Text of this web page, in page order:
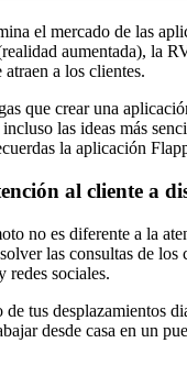
el mercado de las
aumentada), la
a los clientes.
que crear una
las ideas más
la aplicación
al cliente a
no es diferente a la
las consultas de los
redes sociales.
de tus desplazamientos
desde casa en un